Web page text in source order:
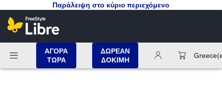
Παράλειψη στο κύριο περιεχόμενο
ΑΓΟΡΑ
ΤΩΡΑ
ΔΩΡΕΑΝ
ΔΟΚΙΜΗ
Greece